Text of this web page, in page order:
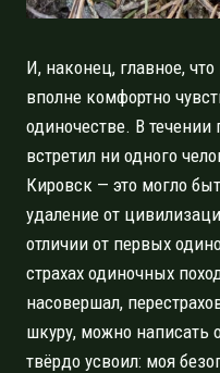
И, наконец, главное,
вполне комфортно
одиночестве. В
встретил ни одного
Кировск — это могло
удаление от
отличии от первых
страхах одиночных
насовершал,
шкуру, можно написать
твёрдо усвоил: моя